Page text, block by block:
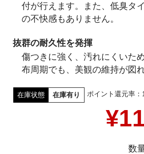
付が行えます。また、低臭タ
の不快感もありません。
抜群の耐久性を発揮
傷つきに強く、汚れにくいた
布周期でも、美観の維持が図れ
在庫状態 在庫有り ポイント還元率：
数